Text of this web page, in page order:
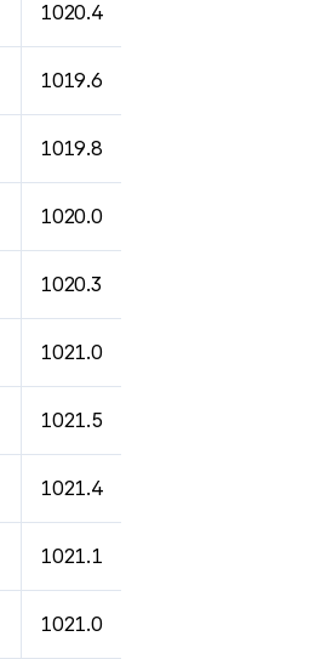
1020.4
1019.6
1019.8
1020.0
1020.3
1021.0
1021.5
1021.4
1021.1
1021.0